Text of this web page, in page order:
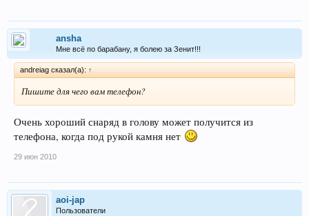
ansha
Мне всё по барабану, я болею за Зенит!!!
andreiag сказал(а): ↑
Пишите для чего вам телефон?
Очень хороший снаряд в голову может получится из
телефона, когда под рукой камня нет
29 июн 2010
aoi-jap
Пользователи